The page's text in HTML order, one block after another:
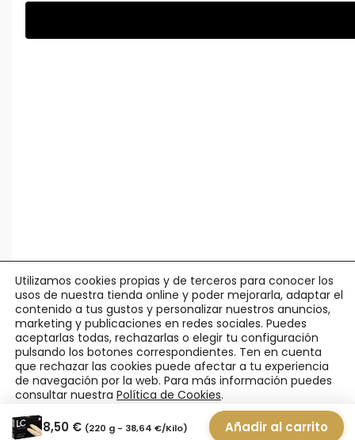
© Agápico -Legal y Privacidad·Política Cookies·Condiciones
Uso·Pedidos y Devoluciones
Utilizamos cookies propias y de terceros para conocer los
usos de nuestra tienda online y poder mejorarla, adaptar el
contenido a tus gustos y personalizar nuestros anuncios,
marketing y publicaciones en redes sociales. Puedes
aceptarlas todas, rechazarlas o elegir tu configuración
pulsando los botones correspondientes. Ten en cuenta
que rechazar las cookies puede afectar a tu experiencia
de navegación por la web. Para más información puedes
consultar nuestra Política de Cookies.
Aceptar Rechazar Ajustes
8,50 € (220 g - 38,64 €/Kilo) Añadir al carrito